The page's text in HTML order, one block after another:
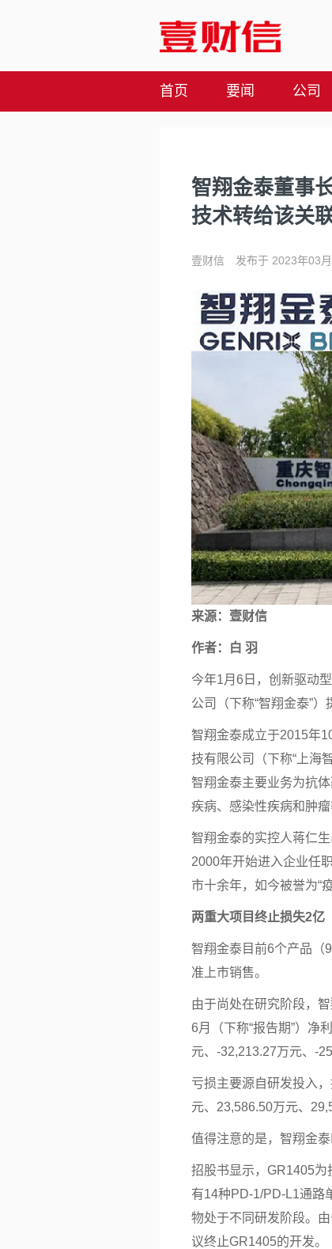
首页 要闻 公司
智翔金泰董事
技术转给该关
壹财信 发布于 2023年03
来源： 壹财信
作者：白 羽
今年1月6日，创新驱动
公司（下称“智翔金泰”）
智翔金泰成立于2015年
技有限公司（下称“上海
智翔金泰主要业务为抗
疾病、感染性疾病和肿瘤
智翔金泰的实控人蒋仁
2000年开始进入企业任
市十余年，如今被誉为“疫
两重大项目终止损失2亿
智翔金泰目前6个产品（
准上市销售。
由于尚处在研究阶段，
6月（下称“报告期”） 净
元、-32,213.27万元、-
亏损主要源自研发投入
元、23,586.50万元、
值得注意的是，智翔金泰
招股书显示，GR1405
有14种PD-1/PD-L1通路
物处于不同研发阶段。
议终止GR1405的开发。